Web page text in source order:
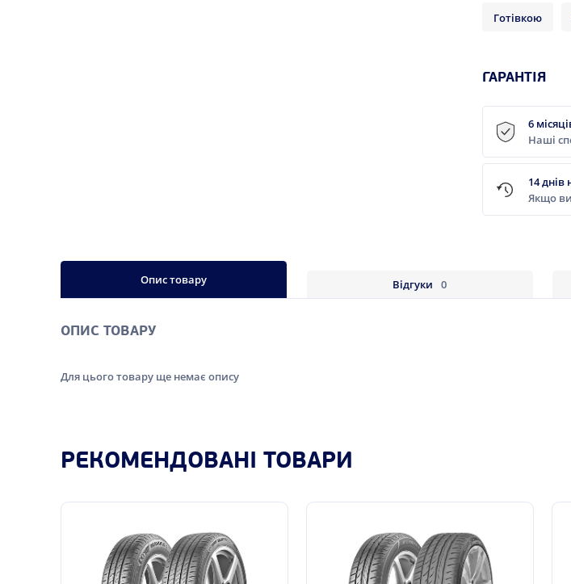
Готівкою
ГАРАНТІЯ
6
Наші
14
Якщо
Опис товару Відгуки 0
ОПИС ТОВАРУ
Для цього товару ще немає опису
РЕКОМЕНДОВАНІ ТОВАРИ